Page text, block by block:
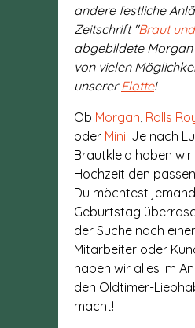
andere festliche
Zeitschrift "Braut
abgebildete Morgan
von vielen
unsererFlotte!
Ob Morgan Rolls
oder Mini: Je nach
Brautkleid haben
Hochzeit den
Du möchtest
Geburtstag
der Suche nach
Mitarbeiter oder
haben wir alles im
den Oldtimer-
macht!